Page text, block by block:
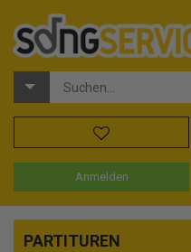
Anmelden
PARTITUREN